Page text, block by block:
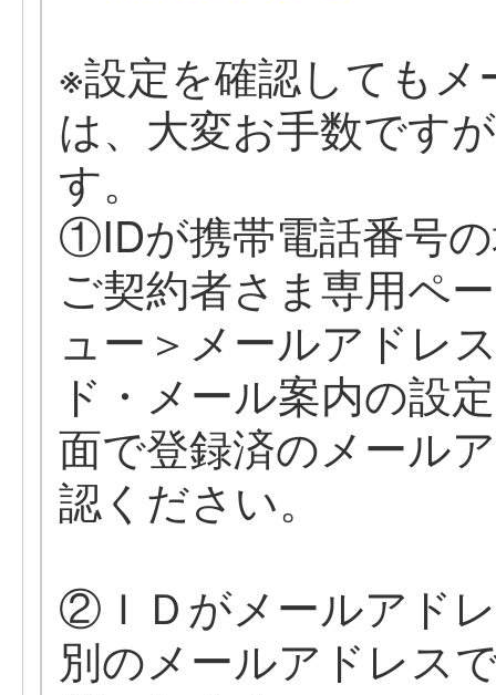
※設定を確認しても
は、大変お手数です
す。
①IDが携帯電話番号
ご契約者さま専用ペ
ュー＞メールアドレ
ド・メール案内の設
面で登録済のメール
認ください。
②ＩＤがメールアド
別のメールアドレス